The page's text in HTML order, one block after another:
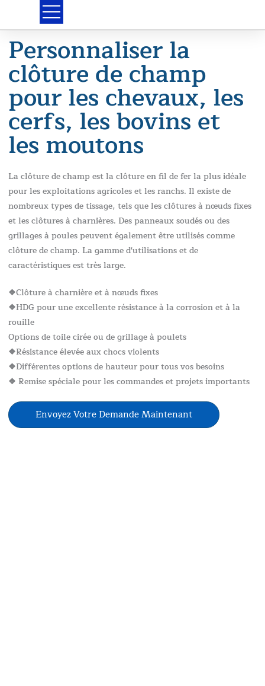
Personnaliser la
clôture de champ
pour les chevaux, les
cerfs, les bovins et
les moutons
La clôture de champ est la clôture en fil de fer la plus idéale
pour les exploitations agricoles et les ranchs. Il existe de
nombreux types de tissage, tels que les clôtures à nœuds fixes
et les clôtures à charnières. Des panneaux soudés ou des
grillages à poules peuvent également être utilisés comme
clôture de champ. La gamme d'utilisations et de
caractéristiques est très large.
❖Clôture à charnière et à nœuds fixes
❖HDG pour une excellente résistance à la corrosion et à la
rouille
Options de toile cirée ou de grillage à poulets
❖Résistance élevée aux chocs violents
❖Différentes options de hauteur pour tous vos besoins
❖ Remise spéciale pour les commandes et projets importants
Envoyez Votre Demande Maintenant